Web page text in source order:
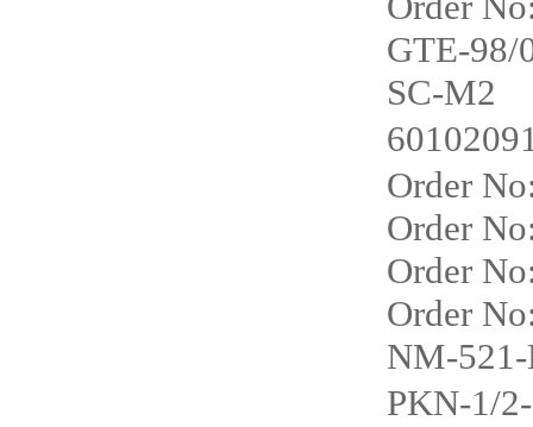
GTE-98/
SC-M2
Order
Order
Order
Order
NM-
PKN-1/